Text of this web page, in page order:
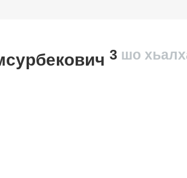
3 шо